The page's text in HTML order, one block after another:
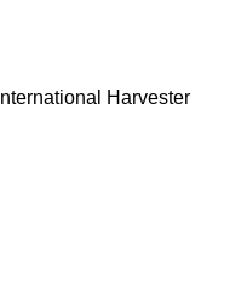
International Harvester